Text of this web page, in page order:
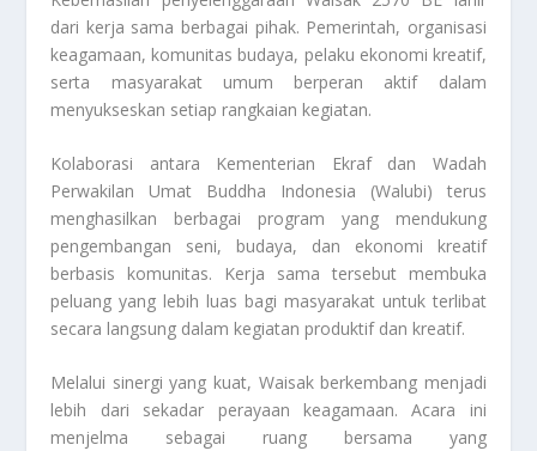
dari kerja sama berbagai pihak. Pemerintah, organisasi
keagamaan, komunitas budaya, pelaku ekonomi kreatif,
serta masyarakat umum berperan aktif dalam
menyukseskan setiap rangkaian kegiatan.
Kolaborasi antara Kementerian Ekraf dan Wadah
Perwakilan Umat Buddha Indonesia (Walubi) terus
menghasilkan berbagai program yang mendukung
pengembangan seni, budaya, dan ekonomi kreatif
berbasis komunitas. Kerja sama tersebut membuka
peluang yang lebih luas bagi masyarakat untuk terlibat
secara langsung dalam kegiatan produktif dan kreatif.
Melalui sinergi yang kuat, Waisak berkembang menjadi
lebih dari sekadar perayaan keagamaan. Acara ini
menjelma sebagai ruang bersama yang